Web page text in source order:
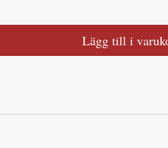
Lägg till i